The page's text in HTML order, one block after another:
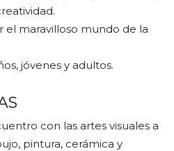
el maravilloso mundo de la
jóvenes y adultos.
con las artes visuales a
pintura, cerámica y